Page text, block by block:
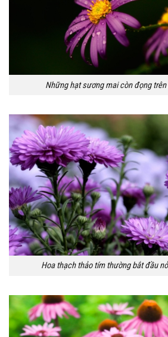
Những hạt sương mai còn đọng
Hoa thạch thảo tím thường bắt đầu